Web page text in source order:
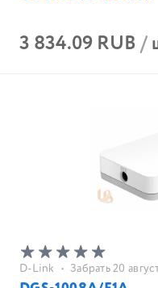
3 834.09 RUB/
D-Link • Забрать 20